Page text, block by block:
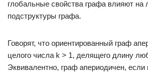
глобальные свойства графа влияют на
подструктуры графа.
Говорят, что ориентированный граф
целого числа k > 1, делящего длину
Эквивалентно, граф апериодичен,